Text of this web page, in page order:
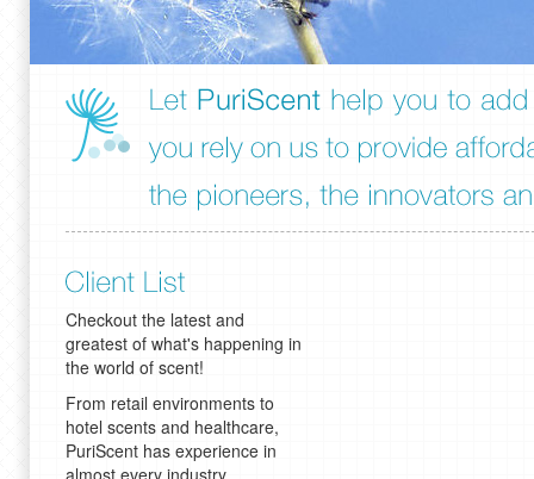
Checkout the latest and
greatest of what's happening in
the world of scent!
From retail environments to
hotel scents and healthcare,
PuriScent has experience in
almost every industry